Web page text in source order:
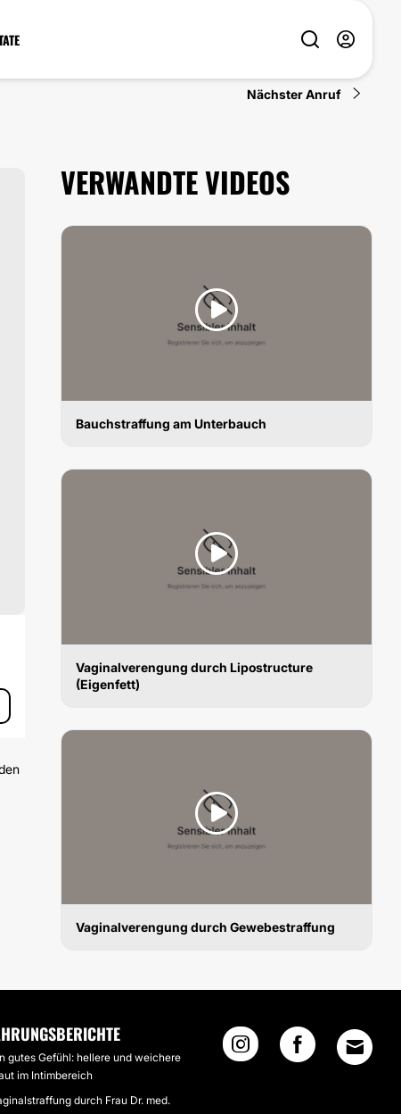
Nächster Anruf
VERWANDTE VIDEOS
Bauchstraffung am Unterbauch
Vaginalverengung durch Lipostructure
(Eigenfett)
Vaginalverengung durch Gewebestraffung
gutes Gefühl: hellere und weichere
im Intimbereich
durch Frau Dr. med.